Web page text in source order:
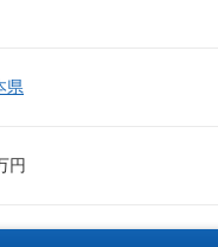
県
円